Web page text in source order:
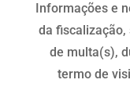
Informações e
da
de multa(s),
termo de